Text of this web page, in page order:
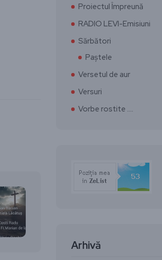
Proiectul Împreună
RADIO LEVI-Emisiuni
Sărbători
Paștele
Versetul de aur
Versuri
Vorbe rostite ….
Arhivă